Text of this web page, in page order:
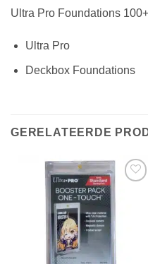
Ultra Pro Foundations
Ultra Pro
Deckbox Foundations
GERELATEERDE